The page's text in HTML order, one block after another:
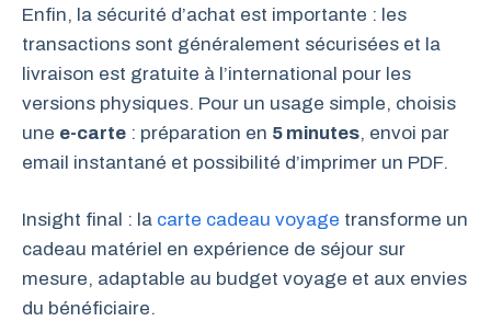
Enfin, la sécurité d’achat est importante : les
transactions sont généralement sécurisées et la
livraison est gratuite à l’international pour les
versions physiques. Pour un usage simple, choisis
une e-carte : préparation en 5 minutes, envoi par
email instantané et possibilité d’imprimer un PDF.
Insight final : la carte cadeau voyage transforme un
cadeau matériel en expérience de séjour sur
mesure, adaptable au budget voyage et aux envies
du bénéficiaire.